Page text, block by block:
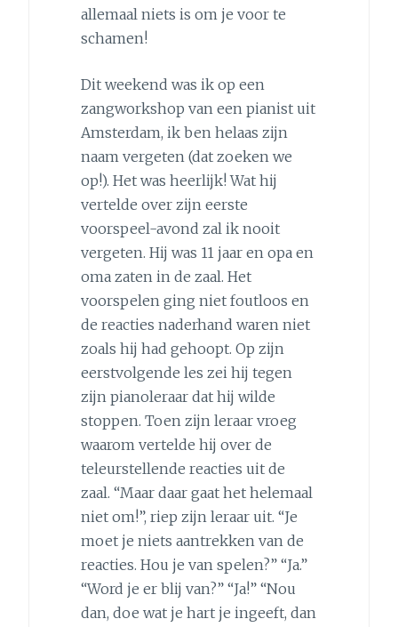
allemaal niets is om je voor te
schamen!
Dit weekend was ik op een
zangworkshop van een pianist uit
Amsterdam, ik ben helaas zijn
naam vergeten (dat zoeken we
op!). Het was heerlijk! Wat hij
vertelde over zijn eerste
voorspeel-avond zal ik nooit
vergeten. Hij was 11 jaar en opa en
oma zaten in de zaal. Het
voorspelen ging niet foutloos en
de reacties naderhand waren niet
zoals hij had gehoopt. Op zijn
eerstvolgende les zei hij tegen
zijn pianoleraar dat hij wilde
stoppen. Toen zijn leraar vroeg
waarom vertelde hij over de
teleurstellende reacties uit de
zaal. “Maar daar gaat het helemaal
niet om!”, riep zijn leraar uit. “Je
moet je niets aantrekken van de
reacties. Hou je van spelen?” “Ja.”
“Word je er blij van?” “Ja!” “Nou
dan, doe wat je hart je ingeeft, dan